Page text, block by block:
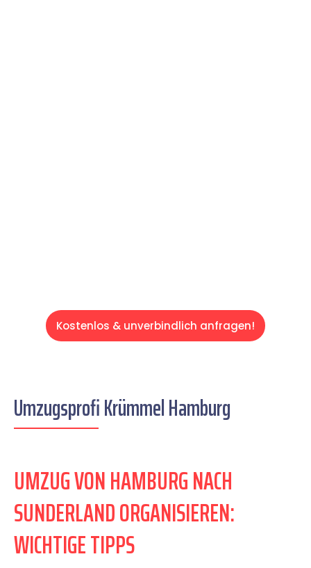
Kostenlos & unverbindlich anfragen!
Umzugsprofi Krümmel Hamburg
UMZUG VON HAMBURG NACH
SUNDERLAND ORGANISIEREN:
WICHTIGE TIPPS